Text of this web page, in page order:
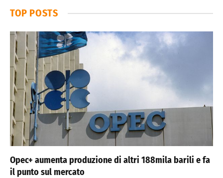
TOP POSTS
Opec+ aumenta produzione di altri 188mila barili e fa
il punto sul mercato